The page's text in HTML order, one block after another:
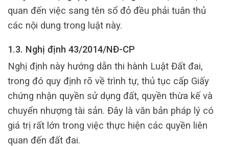
quan đến việc sang tên sổ đỏ đều phải tuân thủ
các nội dung trong luật này.
1.3. Nghị định 43/2014/NĐ-CP
Nghị định này hướng dẫn thi hành Luật Đất đai,
trong đó quy định rõ về trình tự, thủ tục cấp Giấy
chứng nhận quyền sử dụng đất, quyền thừa kế và
chuyển nhượng tài sản. Đây là văn bản pháp lý có
giá trị rất lớn trong việc thực hiện các quyền liên
quan đến đất đai.